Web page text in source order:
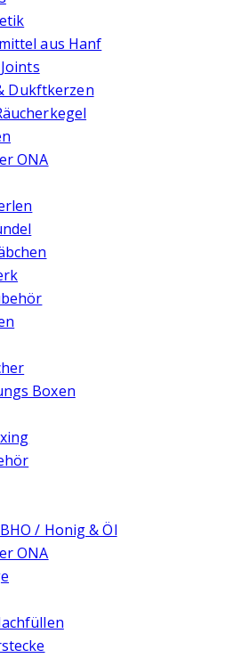
aus Hanf
Dukftkerzen
ONA
Boxen
/ Honig & Öl
ONA